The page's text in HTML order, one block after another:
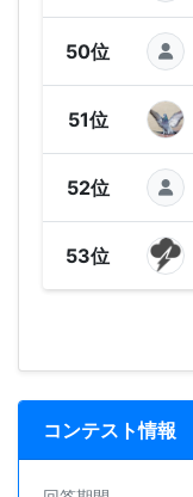
50位
51位
52位
53位
コンテスト情報